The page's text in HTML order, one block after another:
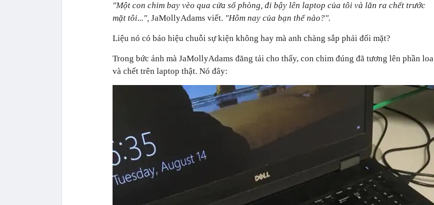
"Một con chim bay vèo qua cửa sổ phòng, đi bậy lên laptop của tôi và lăn ra chết trước
mặt tôi...", JaMollyAdams viết. "Hôm nay của bạn thế nào?".
Liệu nó có báo hiệu chuỗi sự kiện không hay mà anh chàng sắp phải đối mặt?
Trong bức ảnh mà JaMollyAdams đăng tải cho thấy, con chim đúng đã tương lên phần loa
và chết trên laptop thật. Nó đây: